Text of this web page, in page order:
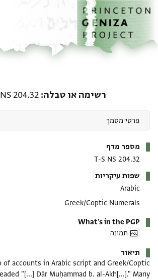
לתוכןהבית
רשימה או טבלה 204.32
מספר מדף
T-S NS 204.32
שפות עיקריות
Arabic
Greek/Coptic Numerals
What's in the PGP
תמונה
תיאור
of accounts in Arabic script and Greek/Coptic
"[...] Dār Muḥammad b. al-Akh[...]." Many